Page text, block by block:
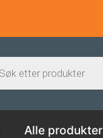
Alle produkter